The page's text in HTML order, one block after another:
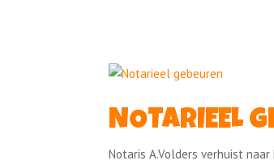
NOTARIEEL
Notaris A.Volders verhuist